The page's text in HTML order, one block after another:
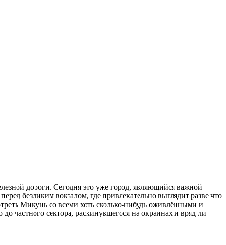
дороги. Сегодня это уже город, являющийся важной
безликим вокзалом, где привлекательно выглядит разве что
Микунь со всеми хоть сколько-нибудь оживлёнными и
частного сектора, раскинувшегося на окраинах и вряд ли